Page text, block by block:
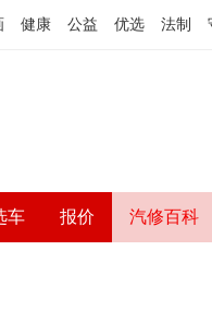
健康 公益 优选 法制
车 报价 汽修百科